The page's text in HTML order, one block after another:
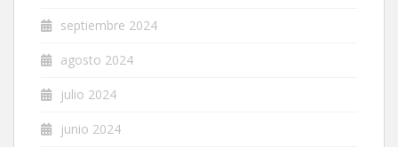
septiembre 2024
agosto 2024
julio 2024
junio 2024